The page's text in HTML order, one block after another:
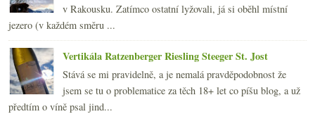
v Rakousku. Zatímco ostatní lyžovali, já si oběhl místní
jezero (v každém směru ...
Vertikála Ratzenberger Riesling Steeger St. Jost
Stává se mi pravidelně, a je nemalá pravděpodobnost že
jsem se tu o problematice za těch 18+ let co píšu blog, a už
předtím o víně psal jind...